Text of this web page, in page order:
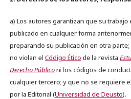
a) Los autores garantizan que su
publicado en cualquier forma
preparando su publicación en otra
no violan el Código Ético de la revista
Derecho Públiconi los códigos de
cualquier tercero; y que no se requiere
por la Editorial (Universidad de Deusto).